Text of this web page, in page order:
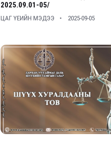
2025.09.01-05/
ЦАГ ҮЕИЙН МЭДЭЭ 2025-09-05